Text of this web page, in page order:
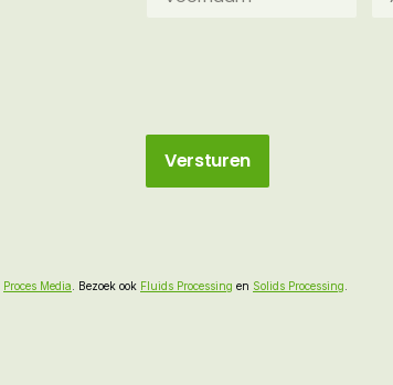
Proces Media . Bezoek ook Fluids Processing en Solids Processing